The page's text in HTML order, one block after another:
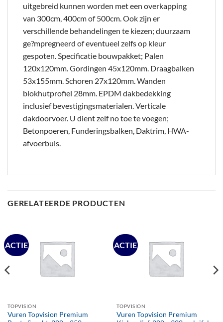
uitgebreid kunnen worden met een overkapping
van 300cm, 400cm of 500cm. Ook zijn er
verschillende behandelingen te kiezen; duurzaam
ge?mpregneerd of eventueel zelfs op kleur
gespoten. Specificatie bouwpakket; Palen
120x120mm. Gordingen 45x120mm. Draagbalken
53x155mm. Schoren 27x120mm. Wanden
blokhutprofiel 28mm. EPDM dakbedekking
inclusief bevestigingsmaterialen. Verticale
dakdoorvoer. U dient zelf no toe te voegen;
Betonpoeren, Funderingsbalken, Daktrim, HWA-
afvoerbuis.
GERELATEERDE PRODUCTEN
ACTIE
TOPVISION
Vuren Topvision Premium
ACTIE
TOPVISION
Vuren Topvision Premium